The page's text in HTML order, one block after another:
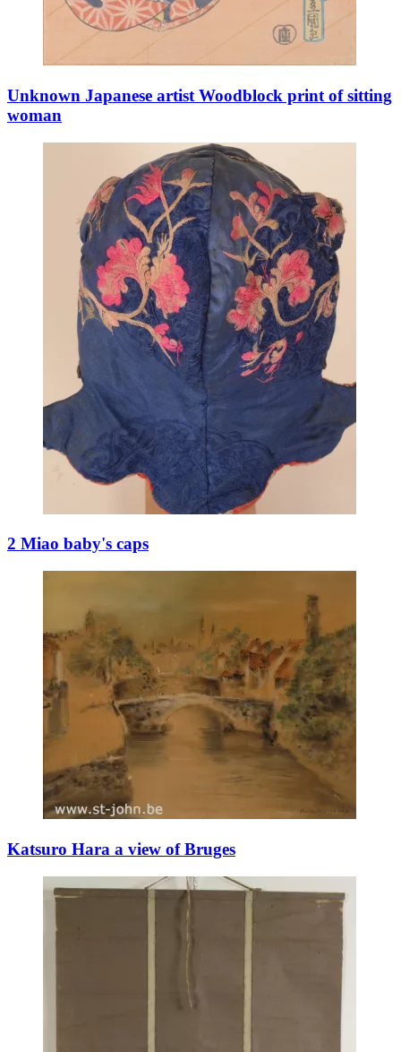
Unknown Japanese artist Woodblock print of sitting
woman
2 Miao baby's caps
Katsuro Hara a view of Bruges